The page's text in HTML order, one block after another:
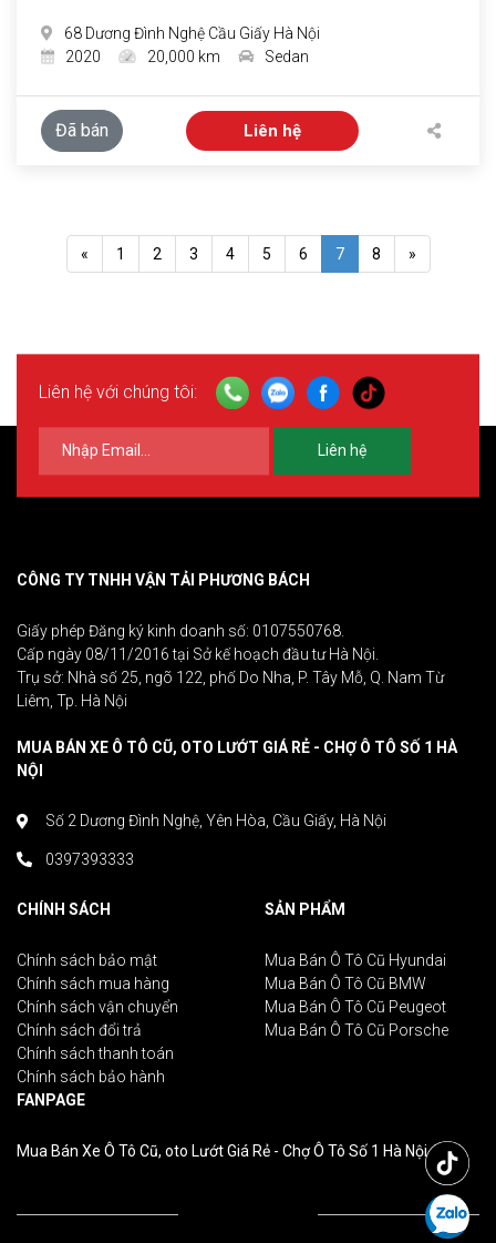
68 Dương Đình Nghệ Cầu Giấy Hà Nội
2020
20,000 km Sedan
Đã bán Liên hệ
« 1 2 3 4 5 6 7 8 »
Liên hệ với chúng tôi:
Liên hệ
CÔNG TY TNHH VẬN TẢI PHƯƠNG BÁCH
Giấy phép Đăng ký kinh doanh số: 0107550768.
Cấp ngày 08/11/2016 tại Sở kế hoạch đầu tư Hà Nội.
Trụ sở: Nhà số 25, ngõ 122, phố Do Nha, P. Tây Mỗ, Q. Nam Từ
Liêm, Tp. Hà Nội
MUA BÁN XE Ô TÔ CŨ, OTO LƯỚT GIÁ RẺ - CHỢ Ô TÔ SỐ 1 HÀ
NỘI
Số 2 Dương Đình Nghệ, Yên Hòa, Cầu Giấy, Hà Nội
0397393333
CHÍNH SÁCH
Chính sách bảo mật
Chính sách mua hàng
Chính sách vận chuyển
Chính sách đổi trả
Chính sách thanh toán
Chính sách bảo hành
SẢN PHẨM
Mua Bán Ô Tô Cũ Hyundai
Mua Bán Ô Tô Cũ BMW
Mua Bán Ô Tô Cũ Peugeot
Mua Bán Ô Tô Cũ Porsche
FANPAGE
Mua Bán Xe Ô Tô Cũ, oto Lướt Giá Rẻ - Chợ Ô Tô Số 1 Hà Nội